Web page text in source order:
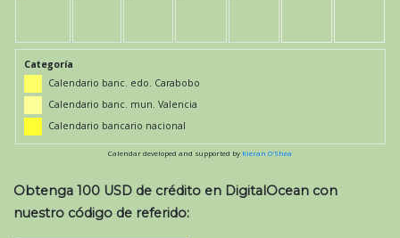
Categoría
Calendario banc. edo. Carabobo
Calendario banc. mun. Valencia
Calendario bancario nacional
Calendar developed and supported by Kieran O'Shea
Obtenga 100 USD de crédito en DigitalOcean con
nuestro código de referido: